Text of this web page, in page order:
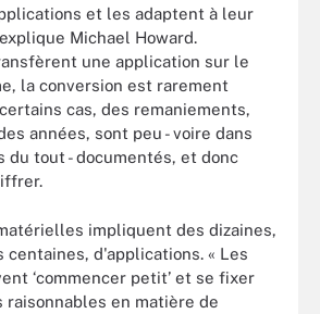
et les adaptent à leur
Michael Howard.
une application sur le
la conversion est rarement
cas, des remaniements,
années, sont peu - voire dans
du tout - documentés, et donc
impliquent des dizaines,
centaines, d'applications. « Les
‘commencer petit’ et se fixer
raisonnables en matière de